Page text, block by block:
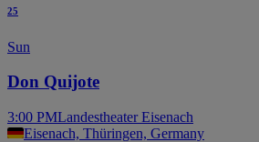
25
Sun
Don Quijote
3:00 PMLandestheater Eisenach
Eisenach, Thüringen, Germany